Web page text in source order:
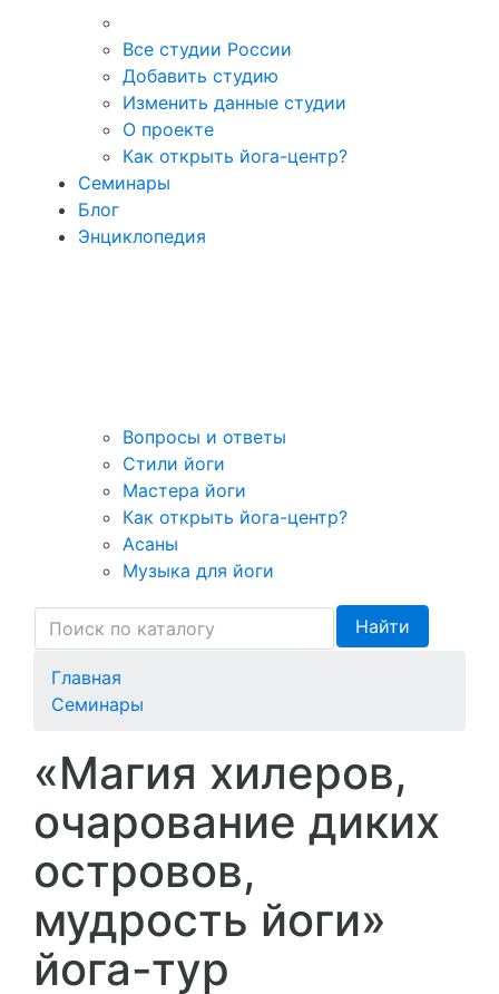
Все студии России
Добавить студию
Изменить данные студии
О проекте
Как открыть йога-центр?
Семинары
Блог
Энциклопедия
Вопросы и ответы
Стили йоги
Мастера йоги
Как открыть йога-центр?
Асаны
Музыка для йоги
Найти
Главная
Семинары
«Магия хилеров,
очарование диких
островов,
мудрость йоги»
йога-тур